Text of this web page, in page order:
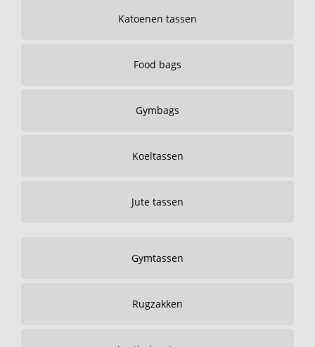
Katoenen tassen
Food bags
Gymbags
Koeltassen
Jute tassen
Gymtassen
Rugzakken